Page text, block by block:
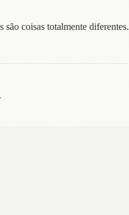
coisas totalmente diferentes.